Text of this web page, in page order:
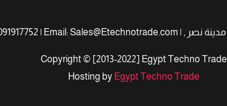
Copyright © [2013-2022] Egypt Techno Trade
Hosting by Egypt Techno Trade